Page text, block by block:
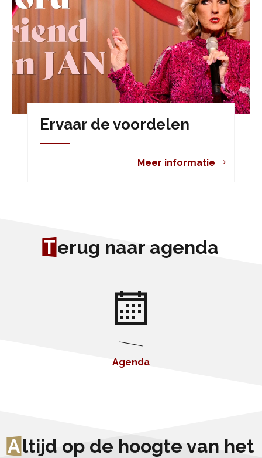
Ervaar de voordelen
Meer informatie
Terug naar agenda
Agenda
Altijd op de hoogte van het